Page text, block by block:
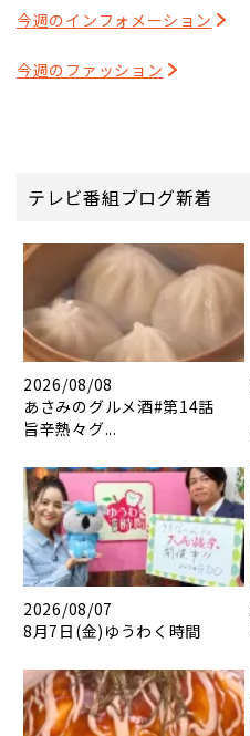
今週のインフォメーション
今週のファッション
テレビ番組ブログ新着
2026/08/08
あさみのグルメ酒#第14話
旨辛熱々グ...
2026/08/07
8月7日(金)ゆうわく時間